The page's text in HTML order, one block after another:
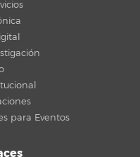
para Eventos